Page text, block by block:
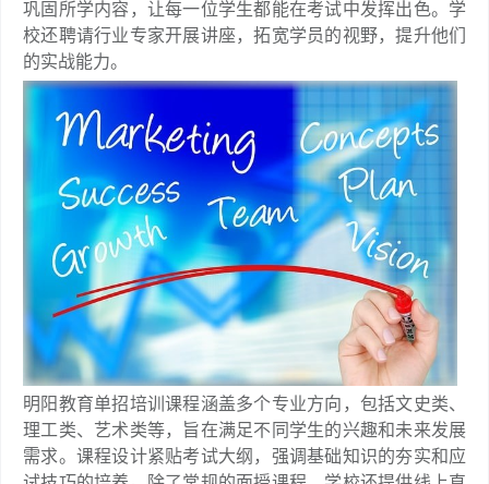
巩固所学内容，让每一位学生都能在考试中发挥出色。学
校还聘请行业专家开展讲座，拓宽学员的视野，提升他们
的实战能力。
明阳教育单招培训课程涵盖多个专业方向，包括文史类、
理工类、艺术类等，旨在满足不同学生的兴趣和未来发展
需求。课程设计紧贴考试大纲，强调基础知识的夯实和应